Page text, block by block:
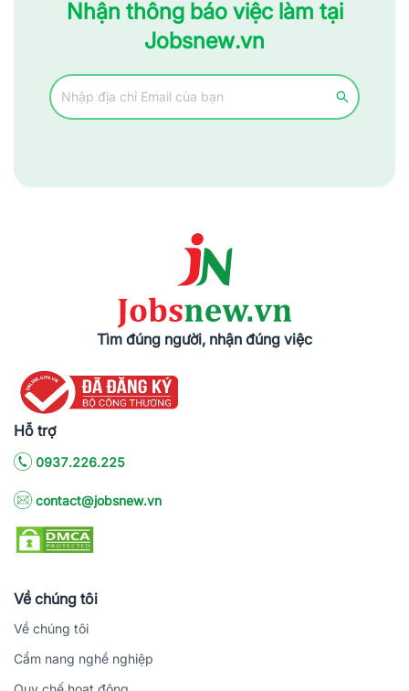
Y tế - Chăm sóc sức khỏe
Nhận thông báo việc làm tại
Jobsnew.vn
Tìm đúng người, nhận đúng việc
Hỗ trợ
0937.226.225
contact@jobsnew.vn
Về chúng tôi
Về chúng tôi
Cẩm nang nghề nghiệp